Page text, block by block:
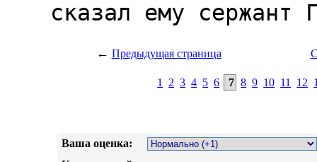
← Предыдущая страница
1 2 3 4 5 6 7 8 9 10 11 12
Ваша оценка: